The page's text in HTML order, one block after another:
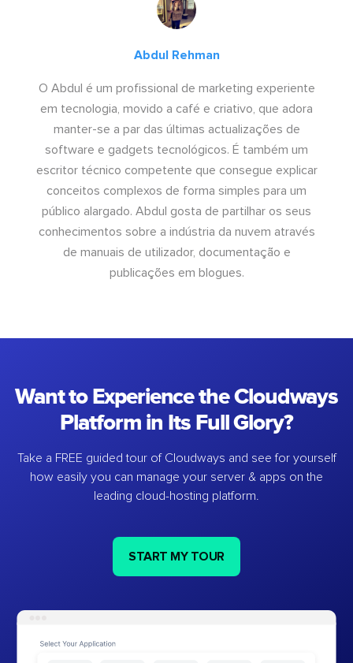
Abdul Rehman
O Abdul é um profissional de marketing experiente
em tecnologia, movido a café e criativo, que adora
manter-se a par das últimas actualizações de
software e gadgets tecnológicos. É também um
escritor técnico competente que consegue explicar
conceitos complexos de forma simples para um
público alargado. Abdul gosta de partilhar os seus
conhecimentos sobre a indústria da nuvem através
de manuais de utilizador, documentação e
publicações em blogues.
Want to Experience the Cloudways
Platform in Its Full Glory?
Take a FREE guided tour of Cloudways and see for yourself
how easily you can manage your server & apps on the
leading cloud-hosting platform.
START MY TOUR